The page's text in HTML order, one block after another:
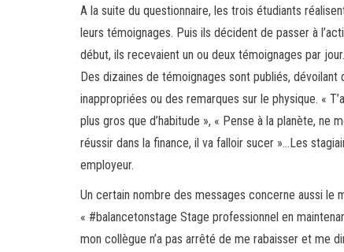
A la suite du questionnaire, les trois étudiants
leurs témoignages. Puis ils décident de passer à
début, ils recevaient un ou deux témoignages par
Des dizaines de témoignages sont publiés,
inappropriées ou des remarques sur le physique. «
plus gros que d’habitude », « Pense à la planète,
réussir dans la finance, il va falloir sucer »…Les
employeur.
Un certain nombre des messages concerne aussi le
« #balancetonstage Stage professionnel en
mon collègue n’a pas arrêté de me rabaisser et me